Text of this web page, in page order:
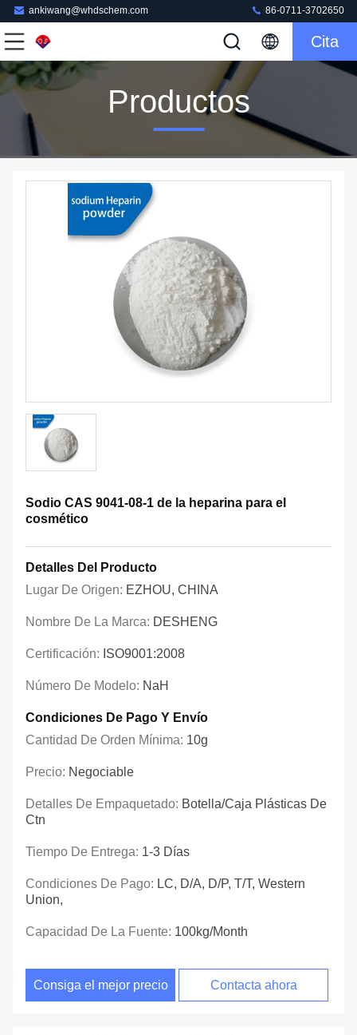
ankiwang@whdschem.com 86-0711-3702650
Cita
Productos
Sodio CAS 9041-08-1 de la heparina para el
cosmético
Detalles Del Producto
Lugar De Origen: EZHOU, CHINA
Nombre De La Marca: DESHENG
Certificación: ISO9001:2008
Número De Modelo: NaH
Condiciones De Pago Y Envío
Cantidad De Orden Mínima: 10g
Precio: Negociable
Detalles De Empaquetado: Botella/caja Plásticas De
Ctn
Tiempo De Entrega: 1-3 Días
Condiciones De Pago: LC, D/A, D/P, T/T, Western
Union,
Capacidad De La Fuente: 100kg/Month
Consiga el mejor precio Contacta ahora